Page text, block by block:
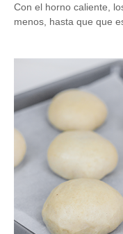
Con el horno caliente,
menos, hasta que que